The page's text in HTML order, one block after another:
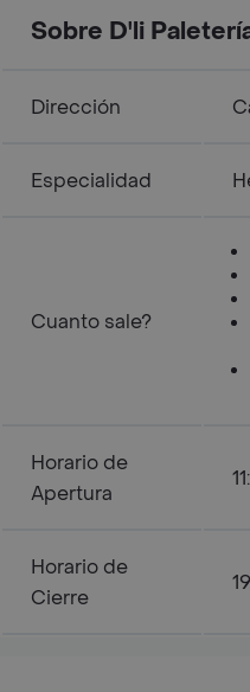
Sobre D'li
Dirección
Especialidad
Cuanto sale?
Horario de
Apertura
Horario de
Cierre